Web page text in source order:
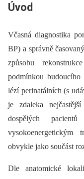
Úvod
Včasná dia­gnostika
BP) a správně
způsobu
podmínkou
lézí perinatálních (s
je zdaleka
dospělých
vysokoenergetickým
obvykle jako součást
Dle anatomické